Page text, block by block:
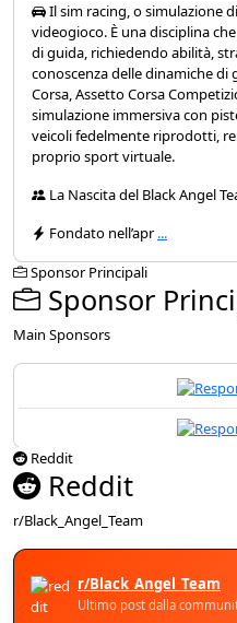
Il sim racing, o simulazione
videogioco. È una disciplina
di guida, richiedendo abilità,
conoscenza delle dinamiche
Corsa, Assetto Corsa
simulazione immersiva con
veicoli fedelmente riprodotti,
proprio sport virtuale.
La Nascita del Black Angel
Fondato nell’apr...
Sponsor Principali
Sponsor
Main Sponsors
Reddit
Reddit
r/Black_Angel_Team
r/Black_Angel_Team
Ultimo post dalla